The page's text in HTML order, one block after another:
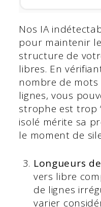
Nos IA
pour maintenir
structure de
libres. En
nombre de
lignes, vous
strophe est trop
isolé mérite sa
le moment de
Longueurs
vers libre
de lignes
varier